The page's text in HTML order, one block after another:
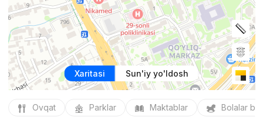
Xaritasi Sun'iy yo'ldosh
Ovqat Parklar Maktablar Bolalar